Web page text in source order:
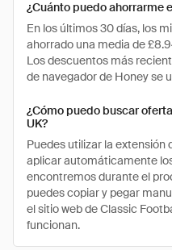
¿Cuánto puedo ahorrarme
En los últimos 30 días, los
ahorrado una media de
Los descuentos más
de navegador de Honey se
¿Cómo puedo buscar
UK?
Puedes utilizar la extensión
aplicar automáticamente
encontremos durante el
puedes copiar y pegar
el sitio web de Classic
funcionan.